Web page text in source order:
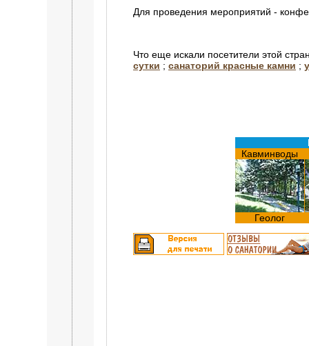
Для проведения мероприятий -
Что еще искали посетители этой
сутки ; санаторий красные камни ;
Кавминводы
Геолог